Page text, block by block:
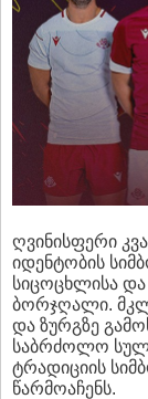
ღვინისფერი
იდენტობის
სიცოცხლისა
ბორჯღალი.
და ზურგზე
საბრძოლო
ტრადიციის
წარმოაჩენს.